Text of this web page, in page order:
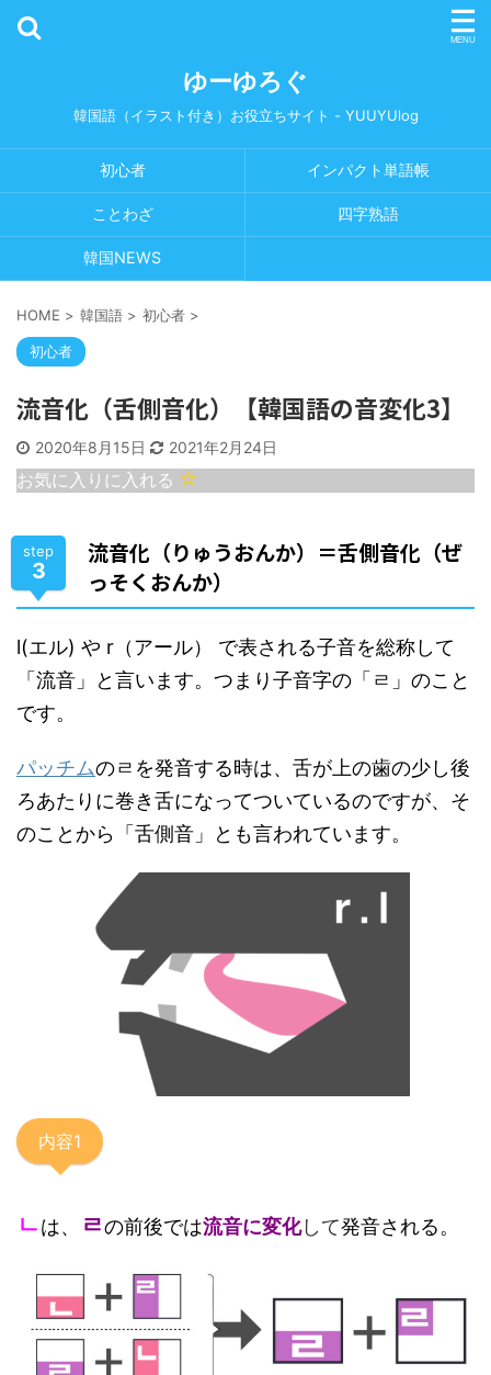
ゆーゆろぐ
韓国語（イラスト付き）お役立ちサイト - YUUYUlog
初心者 インパクト単語帳
ことわざ 四字熟語
韓国NEWS
HOME > 韓国語 > 初心者 >
初心者
流音化（舌側音化）【韓国語の音変化3】
2020年8月15日 2021年2月24日
お気に入りに入れる
step
3
流音化（りゅうおんか）＝舌側音化（ぜ
っそくおんか）
l(エル) や r（アール） で表される子音を総称して
「流音」と言います。つまり子音字の「ㄹ」のこと
です。
パッチムのㄹを発音する時は、舌が上の歯の少し後
ろあたりに巻き舌になってついているのですが、そ
のことから「舌側音」とも言われています。
内容1
ㄴは、 ㄹの前後では流音に変化して発音される。